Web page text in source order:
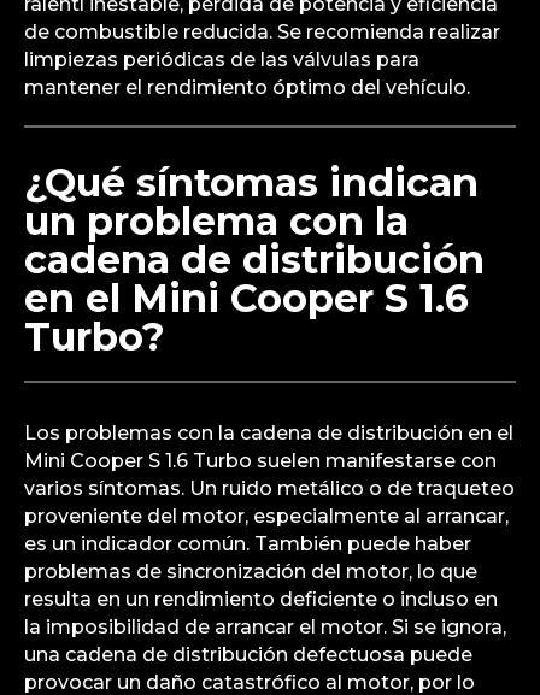
de combustible reducida. Se recomienda realizar
limpiezas periódicas de las válvulas para
mantener el rendimiento óptimo del vehículo.
¿Qué síntomas indican
un problema con la
cadena de distribución
en el Mini Cooper S 1.6
Turbo?
Los problemas con la cadena de distribución en el
Mini Cooper S 1.6 Turbo suelen manifestarse con
varios síntomas. Un ruido metálico o de traqueteo
proveniente del motor, especialmente al arrancar,
es un indicador común. También puede haber
problemas de sincronización del motor, lo que
resulta en un rendimiento deficiente o incluso en
la imposibilidad de arrancar el motor. Si se ignora,
una cadena de distribución defectuosa puede
provocar un daño catastrófico al motor, por lo